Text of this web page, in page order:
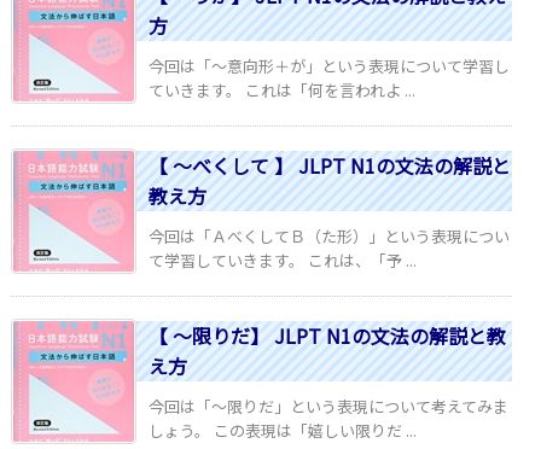
方
今回は「～意向形＋が」という表現について学習し
ていきます。 これは「何を言われよ ...
【 ～べくして 】 JLPT N1の文法の解説と
教え方
今回は「ＡべくしてＢ（た形）」という表現につい
て学習していきます。 これは、「予 ...
【 ～限りだ】 JLPT N1の文法の解説と教
え方
今回は「～限りだ」という表現について考えてみま
しょう。 この表現は「嬉しい限りだ ...